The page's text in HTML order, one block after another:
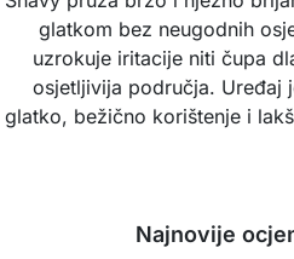
Najnovije
4.5